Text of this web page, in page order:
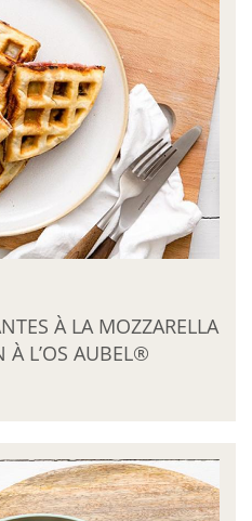
À LA MOZZARELLA
À L’OS AUBEL®